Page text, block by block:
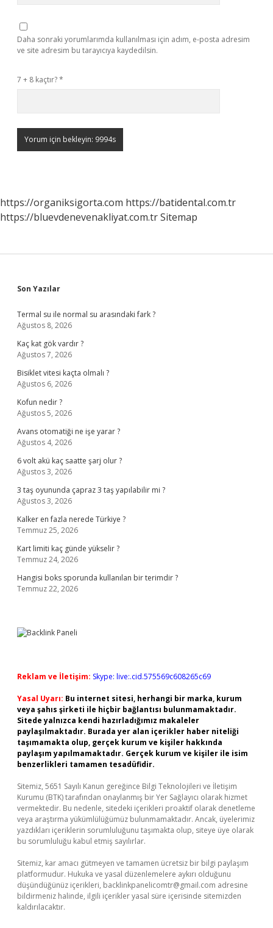
Daha sonraki yorumlarımda kullanılması için adım, e-posta adresim
ve site adresim bu tarayıcıya kaydedilsin.
7 + 8 kaçtır?*
https://organiksigorta.com https://batidental.com.tr
https://bluevdenevenakliyat.com.trSitemap
Sidebar
Son Yazılar
Termal su ile normal su arasındaki fark ?
Ağustos 8, 2026
Kaç kat gök vardır ?
Ağustos 7, 2026
Bisiklet vitesi kaçta olmalı ?
Ağustos 6, 2026
Kofun nedir ?
Ağustos 5, 2026
Avans otomatiği ne işe yarar ?
Ağustos 4, 2026
6 volt akü kaç saatte şarj olur ?
Ağustos 3, 2026
3 taş oyununda çapraz 3 taş yapılabilir mi ?
Ağustos 3, 2026
Kalker en fazla nerede Türkiye ?
Temmuz 25, 2026
Kart limiti kaç günde yükselir ?
Temmuz 24, 2026
Hangisi boks sporunda kullanılan bir terimdir ?
Temmuz 22, 2026
Reklam ve İletişim: Skype: live:.cid.575569c608265c69
Yasal Uyarı: Bu internet sitesi, herhangi bir marka, kurum
veya şahıs şirketi ile hiçbir bağlantısı bulunmamaktadır.
Sitede yalnızca kendi hazırladığımız makaleler
paylaşılmaktadır. Burada yer alan içerikler haber niteliği
taşımamakta olup, gerçek kurum ve kişiler hakkında
paylaşım yapılmamaktadır. Gerçek kurum ve kişiler ile isim
benzerlikleri tamamen tesadüfidir.
Sitemiz, 5651 Sayılı Kanun gereğince Bilgi Teknolojileri ve İletişim
Kurumu (BTK) tarafından onaylanmış bir Yer Sağlayıcı olarak hizmet
vermektedir. Bu nedenle, sitedeki içerikleri proaktif olarak denetleme
veya araştırma yükümlülüğümüz bulunmamaktadır. Ancak, üyelerimiz
yazdıkları içeriklerin sorumluluğunu taşımakta olup, siteye üye olarak
bu sorumluluğu kabul etmiş sayılırlar.
Sitemiz, kar amacı gütmeyen ve tamamen ücretsiz bir bilgi paylaşım
platformudur. Hukuka ve yasal düzenlemelere aykırı olduğunu
düşündüğünüz içerikleri, backlinkpanelicomtr@gmail.com adresine
bildirmeniz halinde, ilgili içerikler yasal süre içerisinde sitemizden
kaldırılacaktır.